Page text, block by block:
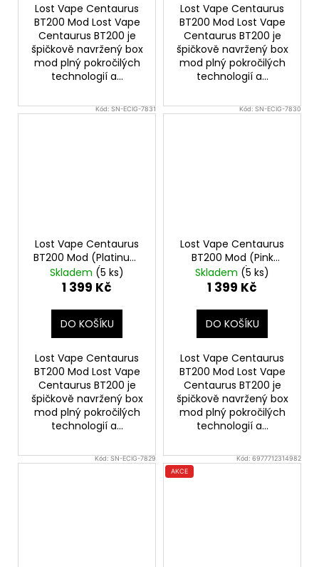
Lost Vape Centaurus
BT200 Mod Lost Vape
Centaurus BT200 je
špičkově navržený box
mod plný pokročilých
technologií a...
Lost Vape Centaurus
BT200 Mod Lost Vape
Centaurus BT200 je
špičkově navržený box
mod plný pokročilých
technologií a...
Kód:SN-ECIG-7831
Lost Vape Centaurus
BT200 Mod (Platinum
Crest)
Skladem (5 ks)
1 399 Kč
DO KOŠÍKU
Lost Vape Centaurus
BT200 Mod Lost Vape
Centaurus BT200 je
špičkově navržený box
mod plný pokročilých
technologií a...
Kód:SN-ECIG-7830
Lost Vape Centaurus
BT200 Mod (Pink
Purple)
Skladem (5 ks)
1 399 Kč
DO KOŠÍKU
Lost Vape Centaurus
BT200 Mod Lost Vape
Centaurus BT200 je
špičkově navržený box
mod plný pokročilých
technologií a...
Kód:SN-ECIG-7829 Kód:6977712314982
AKCE